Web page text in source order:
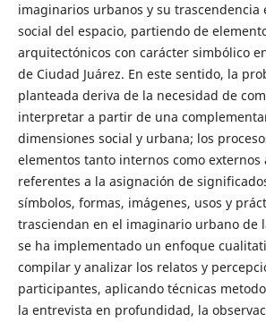
imaginarios urbanos y su trascendencia
social del espacio, partiendo de
arquitectónicos con carácter simbólico
de Ciudad Juárez. En este sentido, la
planteada deriva de la necesidad de
interpretar a partir de una
dimensiones social y urbana; los
elementos tanto internos como
referentes a la asignación de
símbolos, formas, imágenes, usos y
trasciendan en el imaginario urbano de
se ha implementado un enfoque
compilar y analizar los relatos y
participantes, aplicando técnicas
la entrevista en profundidad, la